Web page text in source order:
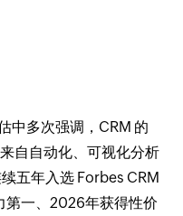
中多次强调，CRM 的
自自动化、可视化分析
五年入选 Forbes CRM
第一、2026年获得性价